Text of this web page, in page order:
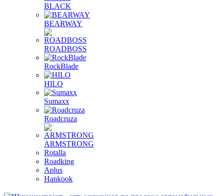
BLACK
BEARWAY
ROADBOSS
RockBlade
HILO
Sumaxx
Roadcruza
ARMSTRONG
Rotalla
Roadking
Aplus
Hankook